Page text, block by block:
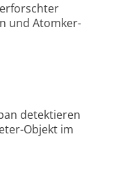
und Atom­ker­
de­tek­tie­ren
Objekt im